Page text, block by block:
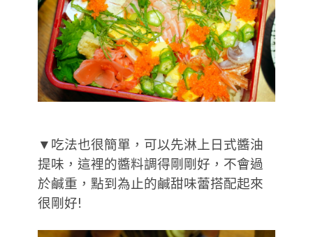
▼吃法也很簡單，可以先淋上日式醬油
提味，這裡的醬料調得剛剛好，不會過
於鹹重，點到為止的鹹甜味蕾搭配起來
很剛好!